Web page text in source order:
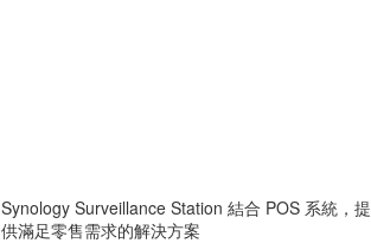
Synology Surveillance Station 結合 POS 系統，提
供滿足零售需求的解決方案